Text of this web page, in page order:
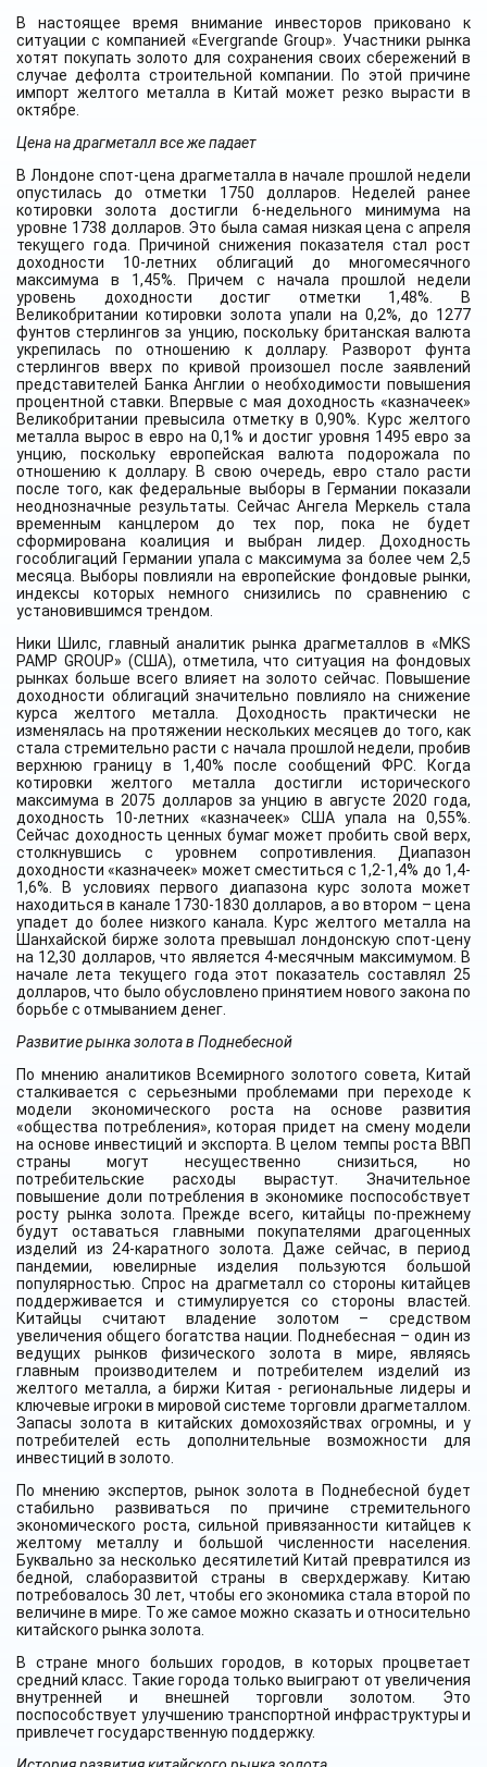
В настоящее время внимание инвесторов приковано к
ситуации с компанией «Evergrande Group». Участники рынка
хотят покупать золото для сохранения своих сбережений в
случае дефолта строительной компании. По этой причине
импорт желтого металла в Китай может резко вырасти в
октябре.
Цена на драгметалл все же падает
В Лондоне спот-цена драгметалла в начале прошлой недели
опустилась до отметки 1750 долларов. Неделей ранее
котировки золота достигли 6-недельного минимума на
уровне 1738 долларов. Это была самая низкая цена с апреля
текущего года. Причиной снижения показателя стал рост
доходности 10-летних облигаций до многомесячного
максимума в 1,45%. Причем с начала прошлой недели
уровень доходности достиг отметки 1,48%. В
Великобритании котировки золота упали на 0,2%, до 1277
фунтов стерлингов за унцию, поскольку британская валюта
укрепилась по отношению к доллару. Разворот фунта
стерлингов вверх по кривой произошел после заявлений
представителей Банка Англии о необходимости повышения
процентной ставки. Впервые с мая доходность «казначеек»
Великобритании превысила отметку в 0,90%. Курс желтого
металла вырос в евро на 0,1% и достиг уровня 1495 евро за
унцию, поскольку европейская валюта подорожала по
отношению к доллару. В свою очередь, евро стало расти
после того, как федеральные выборы в Германии показали
неоднозначные результаты. Сейчас Ангела Меркель стала
временным канцлером до тех пор, пока не будет
сформирована коалиция и выбран лидер. Доходность
гособлигаций Германии упала с максимума за более чем 2,5
месяца. Выборы повлияли на европейские фондовые рынки,
индексы которых немного снизились по сравнению с
установившимся трендом.
Ники Шилс, главный аналитик рынка драгметаллов в «MKS
PAMP GROUP» (США), отметила, что ситуация на фондовых
рынках больше всего влияет на золото сейчас. Повышение
доходности облигаций значительно повлияло на снижение
курса желтого металла. Доходность практически не
изменялась на протяжении нескольких месяцев до того, как
стала стремительно расти с начала прошлой недели, пробив
верхнюю границу в 1,40% после сообщений ФРС. Когда
котировки желтого металла достигли исторического
максимума в 2075 долларов за унцию в августе 2020 года,
доходность 10-летних «казначеек» США упала на 0,55%.
Сейчас доходность ценных бумаг может пробить свой верх,
столкнувшись с уровнем сопротивления. Диапазон
доходности «казначеек» может сместиться с 1,2-1,4% до 1,4-
1,6%. В условиях первого диапазона курс золота может
находиться в канале 1730-1830 долларов, а во втором – цена
упадет до более низкого канала. Курс желтого металла на
Шанхайской бирже золота превышал лондонскую спот-цену
на 12,30 долларов, что является 4-месячным максимумом. В
начале лета текущего года этот показатель составлял 25
долларов, что было обусловлено принятием нового закона по
борьбе с отмыванием денег.
Развитие рынка золота в Поднебесной
По мнению аналитиков Всемирного золотого совета, Китай
сталкивается с серьезными проблемами при переходе к
модели экономического роста на основе развития
«общества потребления», которая придет на смену модели
на основе инвестиций и экспорта. В целом темпы роста ВВП
страны могут несущественно снизиться, но
потребительские расходы вырастут. Значительное
повышение доли потребления в экономике поспособствует
росту рынка золота. Прежде всего, китайцы по-прежнему
будут оставаться главными покупателями драгоценных
изделий из 24-каратного золота. Даже сейчас, в период
пандемии, ювелирные изделия пользуются большой
популярностью. Спрос на драгметалл со стороны китайцев
поддерживается и стимулируется со стороны властей.
Китайцы считают владение золотом – средством
увеличения общего богатства нации. Поднебесная – один из
ведущих рынков физического золота в мире, являясь
главным производителем и потребителем изделий из
желтого металла, а биржи Китая - региональные лидеры и
ключевые игроки в мировой системе торговли драгметаллом.
Запасы золота в китайских домохозяйствах огромны, и у
потребителей есть дополнительные возможности для
инвестиций в золото.
По мнению экспертов, рынок золота в Поднебесной будет
стабильно развиваться по причине стремительного
экономического роста, сильной привязанности китайцев к
желтому металлу и большой численности населения.
Буквально за несколько десятилетий Китай превратился из
бедной, слаборазвитой страны в сверхдержаву. Китаю
потребовалось 30 лет, чтобы его экономика стала второй по
величине в мире. То же самое можно сказать и относительно
китайского рынка золота.
В стране много больших городов, в которых процветает
средний класс. Такие города только выиграют от увеличения
внутренней и внешней торговли золотом. Это
поспособствует улучшению транспортной инфраструктуры и
привлечет государственную поддержку.